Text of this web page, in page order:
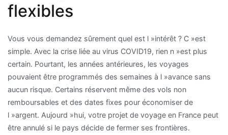
flexibles
Vous vous demandez sûrement quel est l »intérêt ? C »est
simple. Avec la crise liée au virus COVID19, rien n »est plus
certain. Pourtant, les années antérieures, les voyages
pouvaient être programmés des semaines à l »avance sans
aucun risque. Certains réservent même des vols non
remboursables et des dates fixes pour économiser de
l »argent. Aujourd »hui, votre projet de voyage en France peut
être annulé si le pays décide de fermer ses frontières.